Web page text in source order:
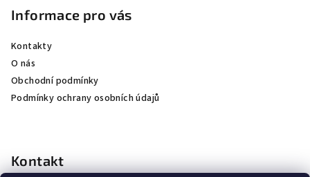
Informace pro vás
Kontakty
O nás
Obchodní podmínky
Podmínky ochrany osobních údajů
Kontakt